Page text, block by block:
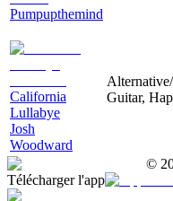
Pumpupthemind
California
Lullabye
Josh
Woodward
Guitar,
©
Télécharger l'app